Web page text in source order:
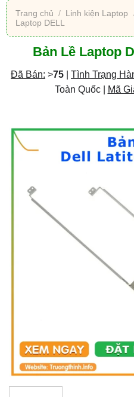
Trang chủ / Linh kiện Laptop
Laptop DELL
Bản Lề Laptop
Đã Bán: >75 Tình Trạng
Toàn Quốc |
Mã